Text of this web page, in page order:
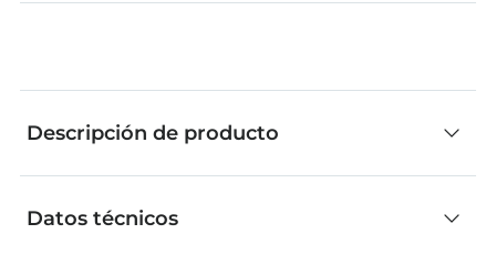
Descripción de producto
Datos técnicos